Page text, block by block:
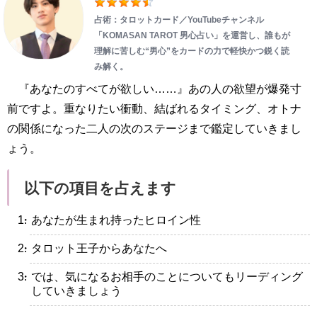
占術：タロットカード／YouTubeチャンネル
「KOMASAN TAROT 男心占い」を運営し、誰もが
理解に苦しむ“男心”をカードの力で軽快かつ鋭く読
み解く。
『あなたのすべてが欲しい……』あの人の欲望が爆発寸
前ですよ。重なりたい衝動、結ばれるタイミング、オトナ
の関係になった二人の次のステージまで鑑定していきまし
ょう。
以下の項目を占えます
・あなたが生まれ持ったヒロイン性
・タロット王子からあなたへ
・では、気になるお相手のことについてもリーディング
していきましょう